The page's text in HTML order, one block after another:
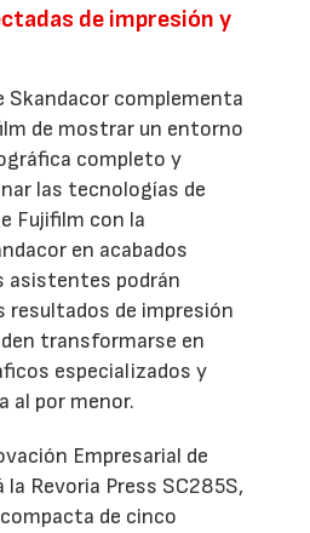
de impresión y
Skandacor complementa
de mostrar un entorno
completo y
las tecnologías de
Fujifilm con la
en acabados
asistentes podrán
resultados de impresión
transformarse en
especializados y
al por menor.
Empresarial de
Revoria Press SC285S,
de cinco